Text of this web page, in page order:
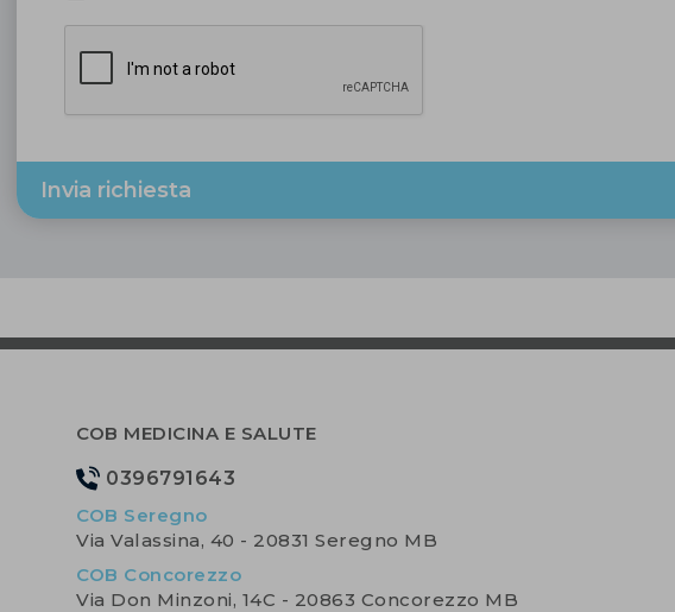
Invia richiesta
COB MEDICINA E SALUTE
0396791643
COB Seregno
Via Valassina, 40 - 20831 Seregno MB
COB Concorezzo
Via Don Minzoni, 14C - 20863 Concorezzo MB